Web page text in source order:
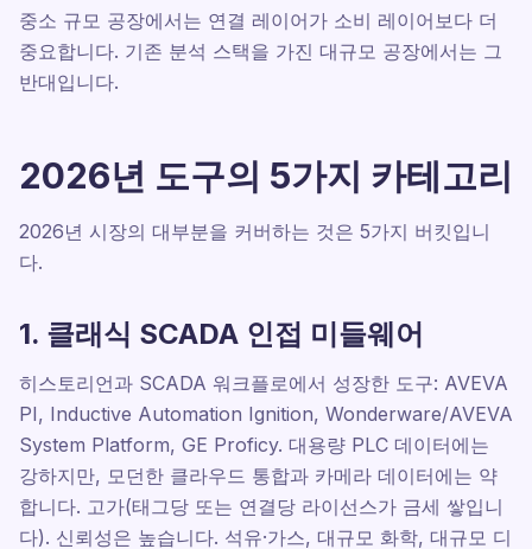
중소 규모 공장에서는 연결 레이어가 소비 레이어보다 더
중요합니다. 기존 분석 스택을 가진 대규모 공장에서는 그
반대입니다.
2026년 도구의 5가지 카테고리
2026년 시장의 대부분을 커버하는 것은 5가지 버킷입니
다.
1. 클래식 SCADA 인접 미들웨어
히스토리언과 SCADA 워크플로에서 성장한 도구: AVEVA
PI, Inductive Automation Ignition, Wonderware/AVEVA
System Platform, GE Proficy. 대용량 PLC 데이터에는
강하지만, 모던한 클라우드 통합과 카메라 데이터에는 약
합니다. 고가(태그당 또는 연결당 라이선스가 금세 쌓입니
다). 신뢰성은 높습니다. 석유·가스, 대규모 화학, 대규모 디